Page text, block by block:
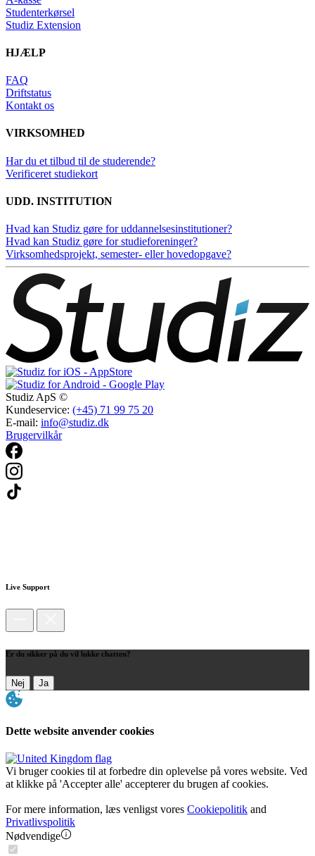
Studenterkørsel
Studiz Extension
HJÆLP
FAQ
Driftstatus
Kontakt os
VIRKSOMHED
Har du et tilbud til de studerende?
Verificeret studiekort
UDD. INSTITUTION
Hvad kan Studiz gøre for uddannelsesinstitutioner?
Hvad kan Studiz gøre for studieforeninger?
Virksomhedsprojekt, semester- eller hovedopgave?
Studiz ApS ©
Kundeservice: (+45) 71 99 75 20
E-mail: info@studiz.dk
Brugervilkår
Live Support
Er du sikker på du vil lukke chatten?
Nej Ja
Dette website anvender cookies
Vi bruger cookies til at forbedre din oplevelse på vores website. Ved
at klikke på 'Accepter alle' accepterer du brugen af cookies.
For mere information, læs venligst vores Cookiepolitik and
Privatlivspolitik
Nødvendige